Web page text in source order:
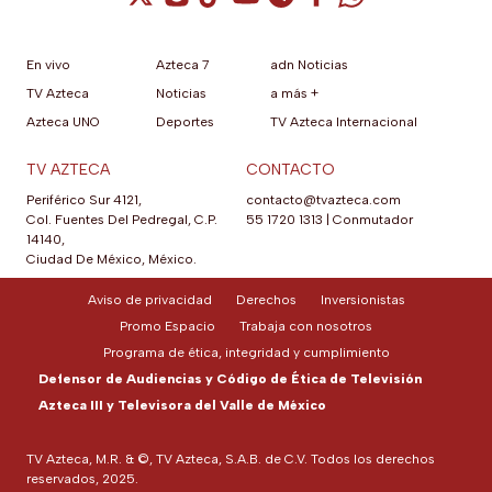
En vivo
TV Azteca
Azteca UNO
Azteca 7
Noticias
Deportes
adn Noticias
a más +
TV Azteca Internacional
TV AZTECA
Periférico Sur 4121,
Col. Fuentes Del Pedregal, C.P.
14140,
Ciudad De México, México.
CONTACTO
contacto@tvazteca.com
55 1720 1313
Conmutador
TV Azteca, M.R. & ©, TV Azteca, S.A.B. de C.V. Todos los derechos
reservados, 2025.
Aviso de privacidad Derechos
Inversionistas
Promo Espacio
Trabaja con nosotros
Programa de ética, integridad y cumplimiento
Defensor de Audiencias y Código de Ética de Televisión
Azteca III y Televisora del Valle de México